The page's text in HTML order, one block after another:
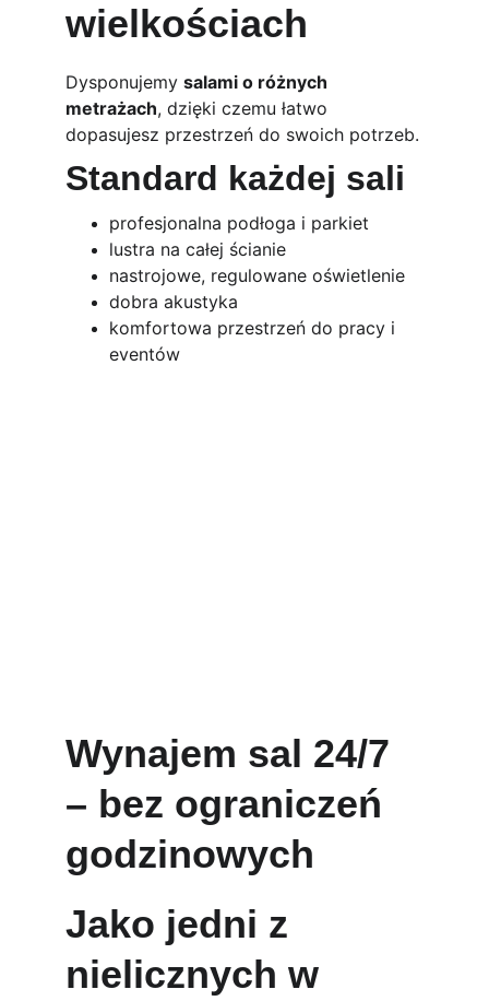
wielkościach
Dysponujemy salami o różnych
metrażach, dzięki czemu łatwo
dopasujesz przestrzeń do swoich potrzeb.
Standard każdej sali
profesjonalna podłoga i parkiet
lustra na całej ścianie
nastrojowe, regulowane oświetlenie
dobra akustyka
komfortowa przestrzeń do pracy i
eventów
Wynajem sal 24/7
– bez ograniczeń
godzinowych
Jako jedni z
nielicznych w